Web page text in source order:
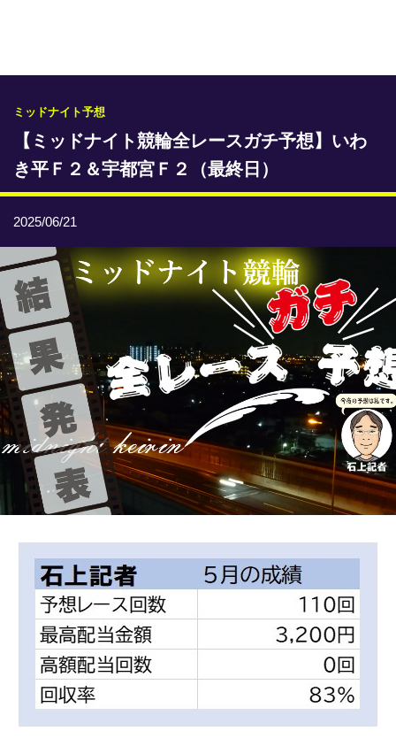
レース情報
本日のおすすめレース
年間開催予定表
トリマクリオリジナル予想
トリマクリコラム
お知らせ
番記者とくダネ！
選手ランキング
競輪場ガイド
記者紹介
運営会社概要
ご意見をお聞かせください
お問い合わせ
支払い方法、ポイント利用規約
車券は20歳になってから・のめり込む不安のある方のご相
ミッドナイト予想
【ミッドナイト競輪全レースガチ予想】いわ
き平Ｆ２＆宇都宮Ｆ２（最終日）
2025/06/21